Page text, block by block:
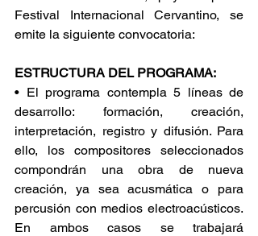
Festival Internacional Cervantino, se
emite la siguiente convocatoria:
ESTRUCTURA DEL PROGRAMA:
• El programa contempla 5 líneas de
desarrollo: formación, creación,
interpretación, registro y difusión. Para
ello, los compositores seleccionados
compondrán una obra de nueva
creación, ya sea acusmática o para
percusión con medios electroacústicos.
En ambos casos se trabajará